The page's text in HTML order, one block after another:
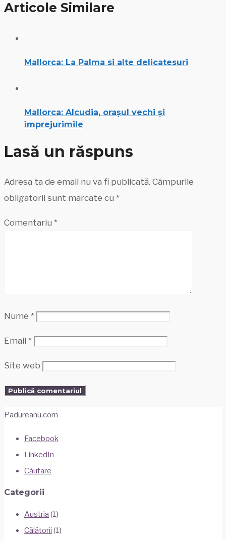
Articole Similare
Mallorca: La Palma si alte delicatesuri
Mallorca: Alcudia, orașul vechi și
împrejurimile
Lasă un răspuns
Adresa ta de email nu va fi publicată. Câmpurile
obligatorii sunt marcate cu *
Comentariu *
Nume *
Email *
Site web
Padureanu.com
Facebook
LinkedIn
Căutare
Categorii
Austria (1)
Călătorii (1)